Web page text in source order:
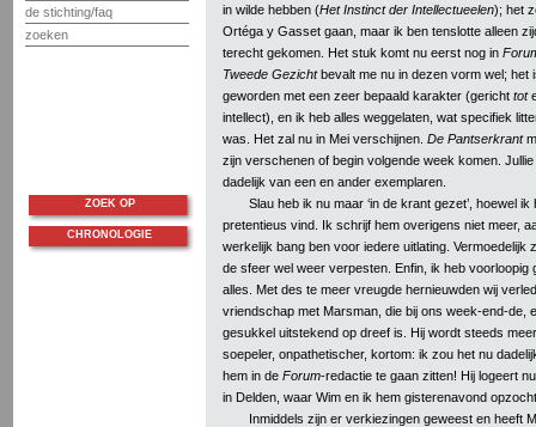
de stichting/faq
zoeken
in wilde hebben (Het Instinct der Intellectueelen); het
Ortéga y Gasset gaan, maar ik ben tenslotte alleen
terecht gekomen. Het stuk komt nu eerst nog in
Tweede Gezichtbevalt me nu in dezen vorm wel; het
geworden met een zeer bepaald karakter (gericht tot
intellect), en ik heb alles weggelaten, wat specifiek
was. Het zal nu in Mei verschijnen. De Pantserkrant
zijn verschenen of begin volgende week komen.
dadelijk van een en ander exemplaren.
Slau heb ik nu maar ‘in de krant gezet’, hoewel
pretentieus vind. Ik schrijf hem overigens niet meer,
werkelijk bang ben voor iedere uitlating. Vermoedelijk
de sfeer wel weer verpesten. Enfin, ik heb voorloopig
alles. Met des te meer vreugde hernieuwden wij
vriendschap met Marsman, die bij ons week-end-de,
gesukkel uitstekend op dreef is. Hij wordt steeds
soepeler, onpathetischer, kortom: ik zou het nu
hem in de Forum-redactie te gaan zitten! Hij logeert
in Delden, waar Wim en ik hem gisterenavond
Inmiddels zijn er verkiezingen geweest en heeft
ZOEK OP
CHRONOLOGIE